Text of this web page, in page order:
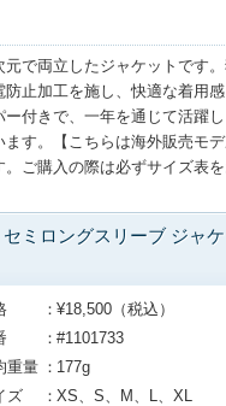
で両立したジャケットです
防止加工を施し、快適な着用
ー付きで、一年を通じて活躍
ます。【こちらは海外販売モ
ご購入の際は必ずサイズ表
ミロングスリーブ ジャケ
¥18,500（税込）
#1101733
重量
177g
ズ
XS、S、M、L、XL